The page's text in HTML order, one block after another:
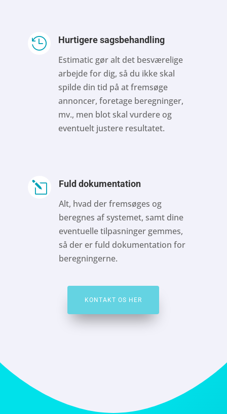
 Hurtigere sagsbehandling
Estimatic gør alt det besværelige
arbejde for dig, så du ikke skal
spilde din tid på at fremsøge
annoncer, foretage beregninger,
mv., men blot skal vurdere og
eventuelt justere resultatet.
l Fuld dokumentation
Alt, hvad der fremsøges og
beregnes af systemet, samt dine
eventuelle tilpasninger gemmes,
så der er fuld dokumentation for
beregningerne.
KONTAKT OS HER